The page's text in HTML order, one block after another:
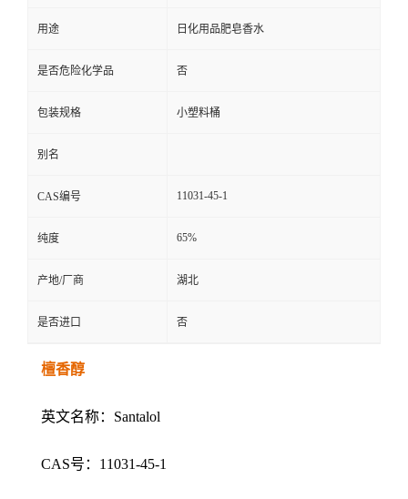
用途 日化用品肥皂香水
是否危险化学品 否
包装规格 小塑料桶
别名
CAS编号 11031-45-1
纯度 65%
产地/厂商 湖北
是否进口 否
檀香醇
英文名称：Santalol
CAS号：11031-45-1